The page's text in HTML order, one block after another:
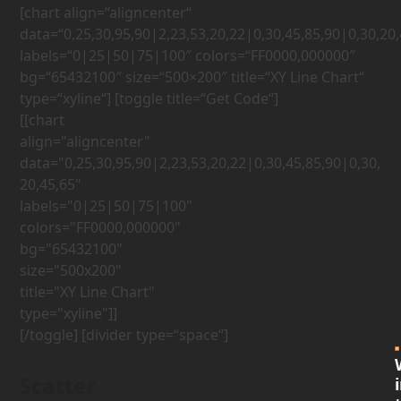
[chart align=“aligncenter“
labels=“0|25|50|75|100″ colors=“FF0000,000000″
bg=“65432100″ size=“500×200″ title=“XY Line Chart“
type=“xyline“] [toggle title=“Get Code“]
[[chart
align="aligncenter"
data="0,25,30,95,90|2,23,53,20,22|0,30,45,85,90|0,30,
20,45,65"
labels="0|25|50|75|100"
colors="FF0000,000000"
bg="65432100"
size="500x200"
title="XY Line Chart"
[/toggle] [divider type=“space“]